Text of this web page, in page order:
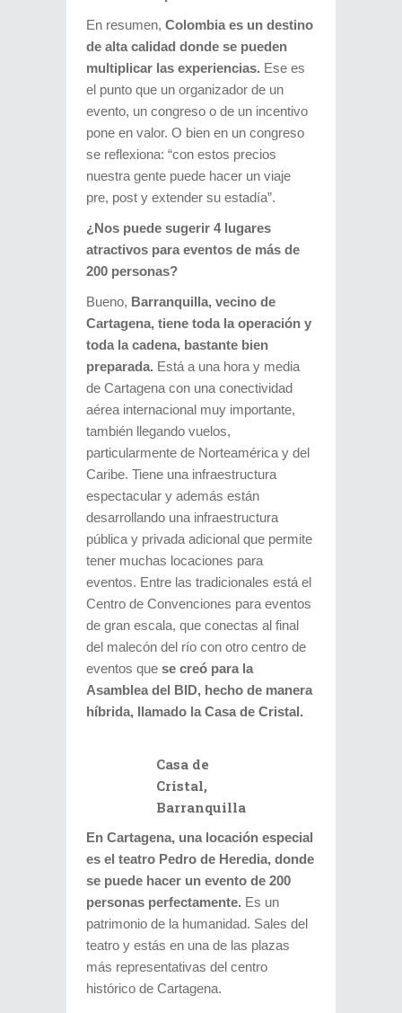
En resumen, Colombia es un destino
de alta calidad donde se pueden
multiplicar las experiencias. Ese es
el punto que un organizador de un
evento, un congreso o de un incentivo
pone en valor. O bien en un congreso
se reflexiona: “con estos precios
nuestra gente puede hacer un viaje
pre, post y extender su estadía”.
¿Nos puede sugerir 4 lugares
atractivos para eventos de más de
200 personas?
Bueno, Barranquilla, vecino de
Cartagena, tiene toda la operación y
toda la cadena, bastante bien
preparada. Está a una hora y media
de Cartagena con una conectividad
aérea internacional muy importante,
también llegando vuelos,
particularmente de Norteamérica y del
Caribe. Tiene una infraestructura
espectacular y además están
desarrollando una infraestructura
pública y privada adicional que permite
tener muchas locaciones para
eventos. Entre las tradicionales está el
Centro de Convenciones para eventos
de gran escala, que conectas al final
del malecón del río con otro centro de
eventos que se creó para la
Asamblea del BID, hecho de manera
híbrida, llamado la Casa de Cristal.
Casa de
Cristal,
Barranquilla
En Cartagena, una locación especial
es el teatro Pedro de Heredia, donde
se puede hacer un evento de 200
personas perfectamente. Es un
patrimonio de la humanidad. Sales del
teatro y estás en una de las plazas
más representativas del centro
histórico de Cartagena.